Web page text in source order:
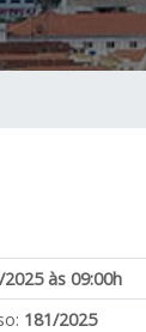
às 09:00h
181/2025